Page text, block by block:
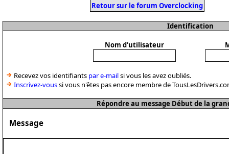
Retour sur le forum Overclocking
Identification
Nom d'utilisateur
Recevez vos identifiants par e-mailsi vous les avez oubliés.
Inscrivez-voussi vous n'êtes pas encore membre de
Répondre au message Début de la
Message